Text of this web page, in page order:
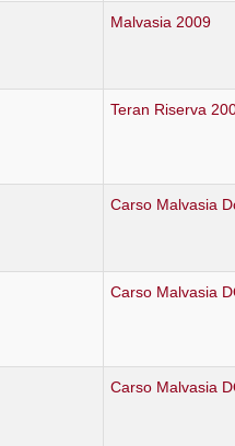
Malvasia 2009
Teran Riserva
Carso Malvasia
Carso Malvasia
Carso Malvasia